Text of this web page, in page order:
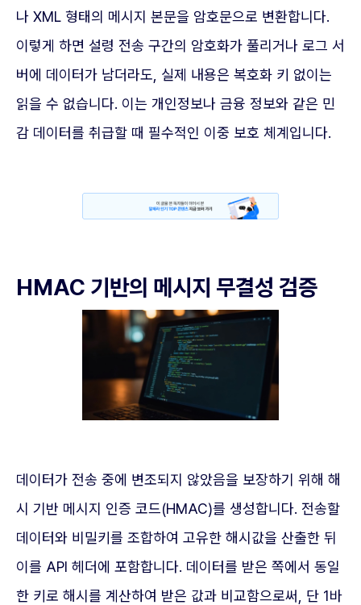
나 XML 형태의 메시지 본문을 암호문으로 변환합니다.
이렇게 하면 설령 전송 구간의 암호화가 풀리거나 로그 서
버에 데이터가 남더라도, 실제 내용은 복호화 키 없이는
읽을 수 없습니다. 이는 개인정보나 금융 정보와 같은 민
감 데이터를 취급할 때 필수적인 이중 보호 체계입니다.
HMAC 기반의 메시지 무결성 검증
데이터가 전송 중에 변조되지 않았음을 보장하기 위해 해
시 기반 메시지 인증 코드(HMAC)를 생성합니다. 전송할
데이터와 비밀키를 조합하여 고유한 해시값을 산출한 뒤
이를 API 헤더에 포함합니다. 데이터를 받은 쪽에서 동일
한 키로 해시를 계산하여 받은 값과 비교함으로써, 단 1바